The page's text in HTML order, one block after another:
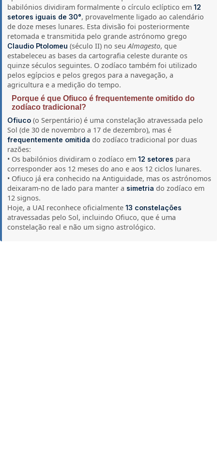
babilónios dividiram formalmente o círculo eclíptico em12
setores iguais de 30°, provavelmente ligado ao calendário
de doze meses lunares. Esta divisão foi posteriormente
retomada e transmitida pelo grande astrónomo grego
Claudio Ptolomeu (século II) no seuAlmagesto, que
estabeleceu as bases da cartografia celeste durante os
quinze séculos seguintes. O zodíaco também foi utilizado
pelos egípcios e pelos gregos para a navegação, a
agricultura e a medição do tempo.
Porque é que Ofiuco é frequentemente omitido do
zodíaco tradicional?
Ofiuco (o Serpentário) é uma constelação atravessada pelo
Sol (de 30 de novembro a 17 de dezembro), mas é
frequentemente omitida do zodíaco tradicional por duas
razões:
• Os babilónios dividiram o zodíaco em12 setores para
corresponder aos 12 meses do ano e aos 12 ciclos lunares.
• Ofiuco já era conhecido na Antiguidade, mas os astrónomos
deixaram-no de lado para manter a simetria do zodíaco em
12 signos.
Hoje, a UAI reconhece oficialmente13 constelações
atravessadas pelo Sol, incluindo Ofiuco, que é uma
constelação real e não um signo astrológico.